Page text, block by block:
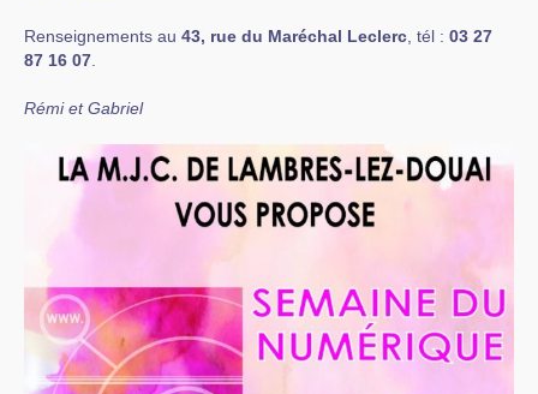
Renseignements au 43, rue du Maréchal Leclerc , tél : 03 27
87 16 07
Rémi et Gabriel